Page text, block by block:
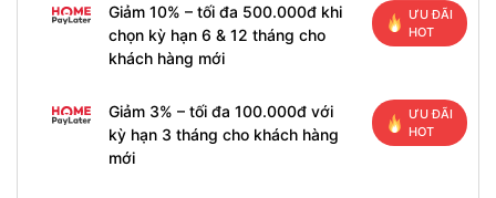
Giảm 10% – tối đa 500.000đ khi
chọn kỳ hạn 6 & 12 tháng cho
khách hàng mới
ƯU ĐÃI
HOT
Giảm 3% – tối đa 100.000đ với
kỳ hạn 3 tháng cho khách hàng
mới
ƯU ĐÃI
HOT